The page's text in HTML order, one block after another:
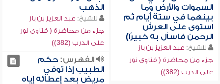
السموات والأرض وما
بينهما في ستة أيام ثم
استوى على العرش
الرحمن فاسأل به خبيرًا)
للشيخ: عبد العزيز بن باز
جزء من محاضرة ( فتاوى نور
على الدرب (382))
الذهب
للشيخ: عبد العزيز بن باز
جزء من محاضرة ( فتاوى نور
على الدرب (382))
الفهرس:حكم
الطبيب إذا توفي
مريض بعد إعطائه إياه